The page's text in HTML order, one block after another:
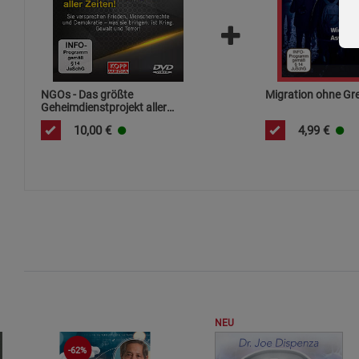
NGOs - Das größte
Geheimdienstprojekt aller
Zeiten!
10,00 €
Migration ohne
4,99 €
-62%
NEU